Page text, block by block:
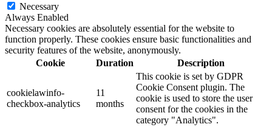
Necessary
Always Enabled
Necessary cookies are absolutely essential for the website to
function properly. These cookies ensure basic functionalities and
security features of the website, anonymously.
Cookie
Duration Description
cookielawinfo-
checkbox-analytics
11
months
This cookie is set by GDPR
Cookie Consent plugin. The
cookie is used to store the user
consent for the cookies in the
category "Analytics".